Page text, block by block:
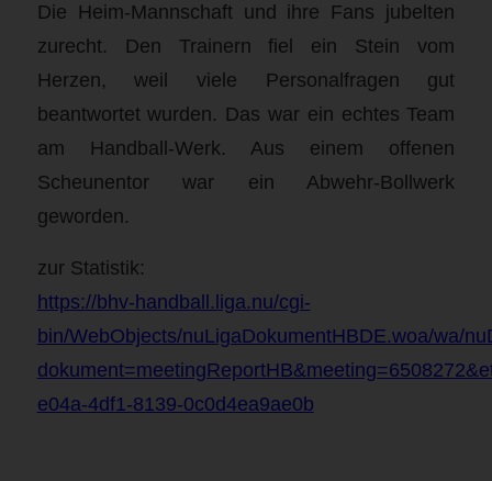
Die Heim-Mannschaft und ihre Fans jubelten
zurecht. Den Trainern fiel ein Stein vom
Herzen, weil viele Personalfragen gut
beantwortet wurden. Das war ein echtes Team
am Handball-Werk. Aus einem offenen
Scheunentor war ein Abwehr-Bollwerk
geworden.
zur Statistik:
https://bhv-handball.liga.nu/cgi-
bin/WebObjects/nuLigaDokumentHBDE.woa/wa/
e04a-4df1-8139-0c0d4ea9ae0b